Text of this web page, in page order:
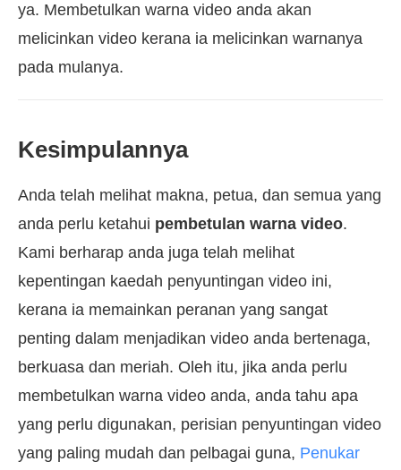
ya. Membetulkan warna video anda akan
melicinkan video kerana ia melicinkan warnanya
pada mulanya.
Kesimpulannya
Anda telah melihat makna, petua, dan semua yang
anda perlu ketahui pembetulan warna video.
Kami berharap anda juga telah melihat
kepentingan kaedah penyuntingan video ini,
kerana ia memainkan peranan yang sangat
penting dalam menjadikan video anda bertenaga,
berkuasa dan meriah. Oleh itu, jika anda perlu
membetulkan warna video anda, anda tahu apa
yang perlu digunakan, perisian penyuntingan video
yang paling mudah dan pelbagai guna, Penukar